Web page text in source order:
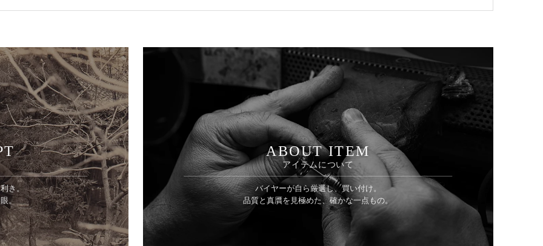
き。
。
ABOUT ITEM
アイテムについて
バイヤーが自ら厳選し、買い付け。
品質と真贋を見極めた、確かな一点もの。